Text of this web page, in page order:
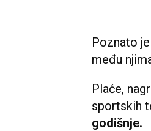
Poznato
među
Plaće,
sportskih
godišnje.